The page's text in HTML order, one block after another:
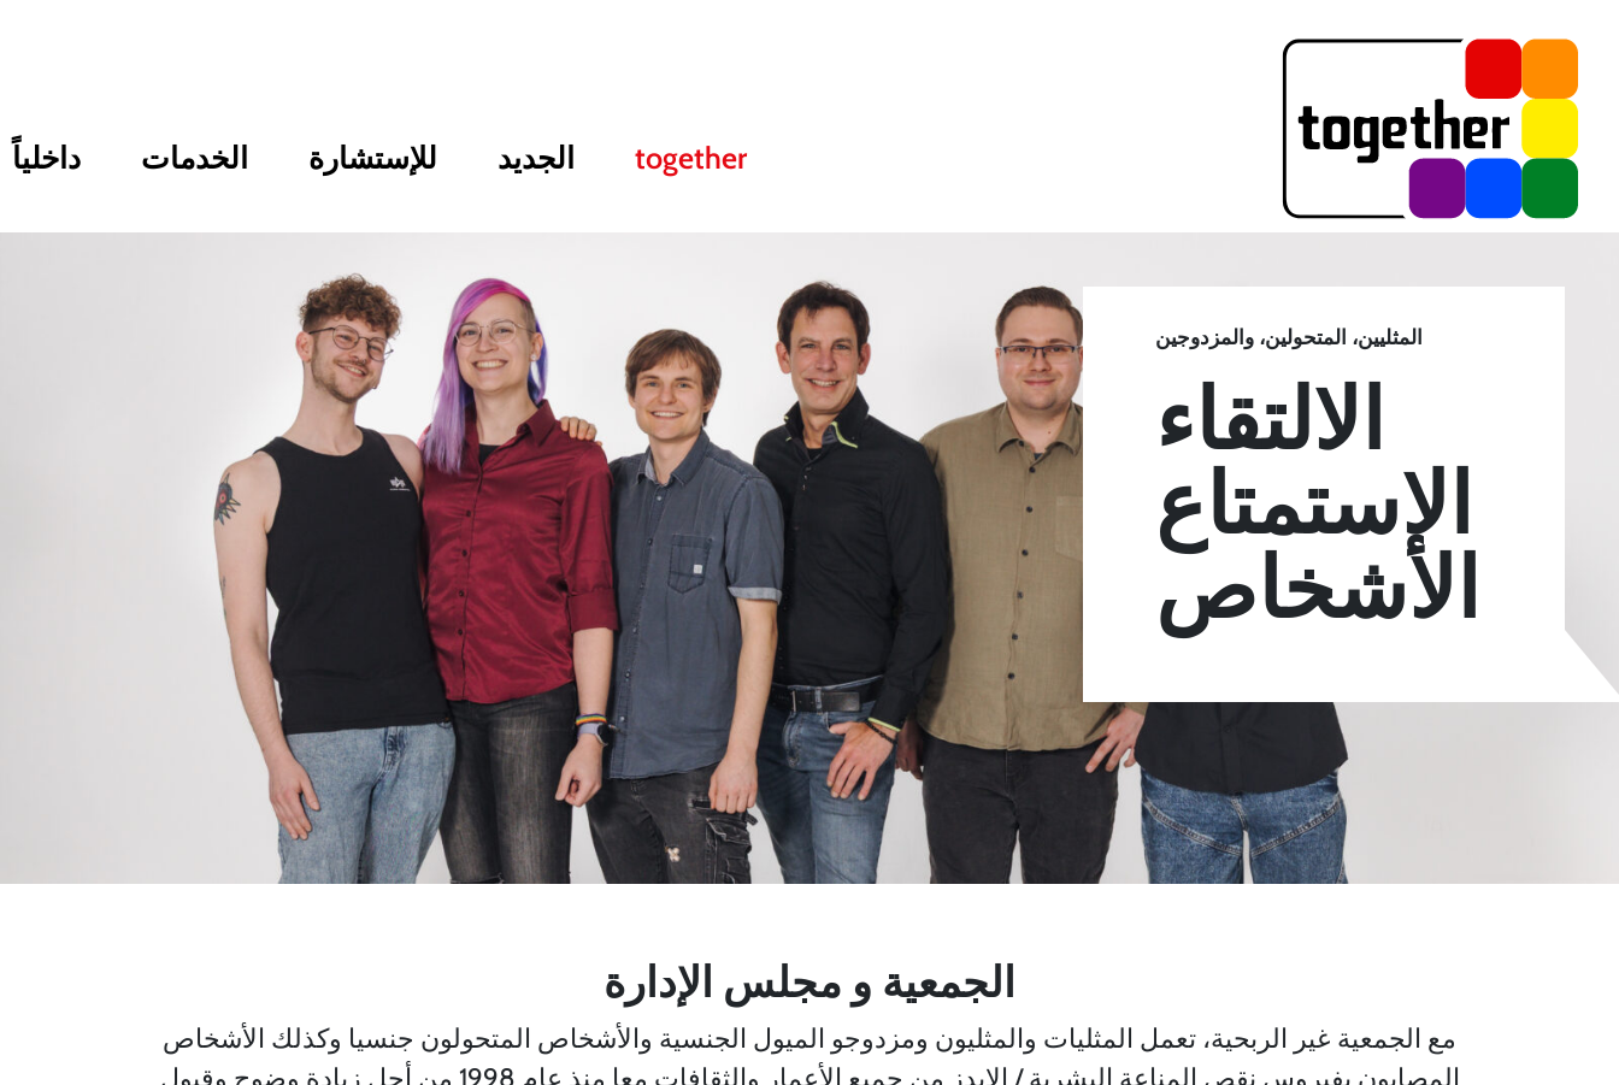
together الجديد للإستشارة الخدمات داخلياً
المثليين، المتحولين، والمزدوجين
الالتقاء
الاستمتاع
الأشخاص
الجمعية و مجلس الإدارة
مع الجمعية غير الربحية، تعمل المثليات والمثليون ومزدوجو الميول الجنسية والأشخاص المتحولون جنسيا وكذلك الأشخاص
المصابون بفيروس نقص المناعة البشرية / الإيدز من جميع الأعمار والثقافات معا منذ عام 1998 من أجل زيادة وضوح وقبول